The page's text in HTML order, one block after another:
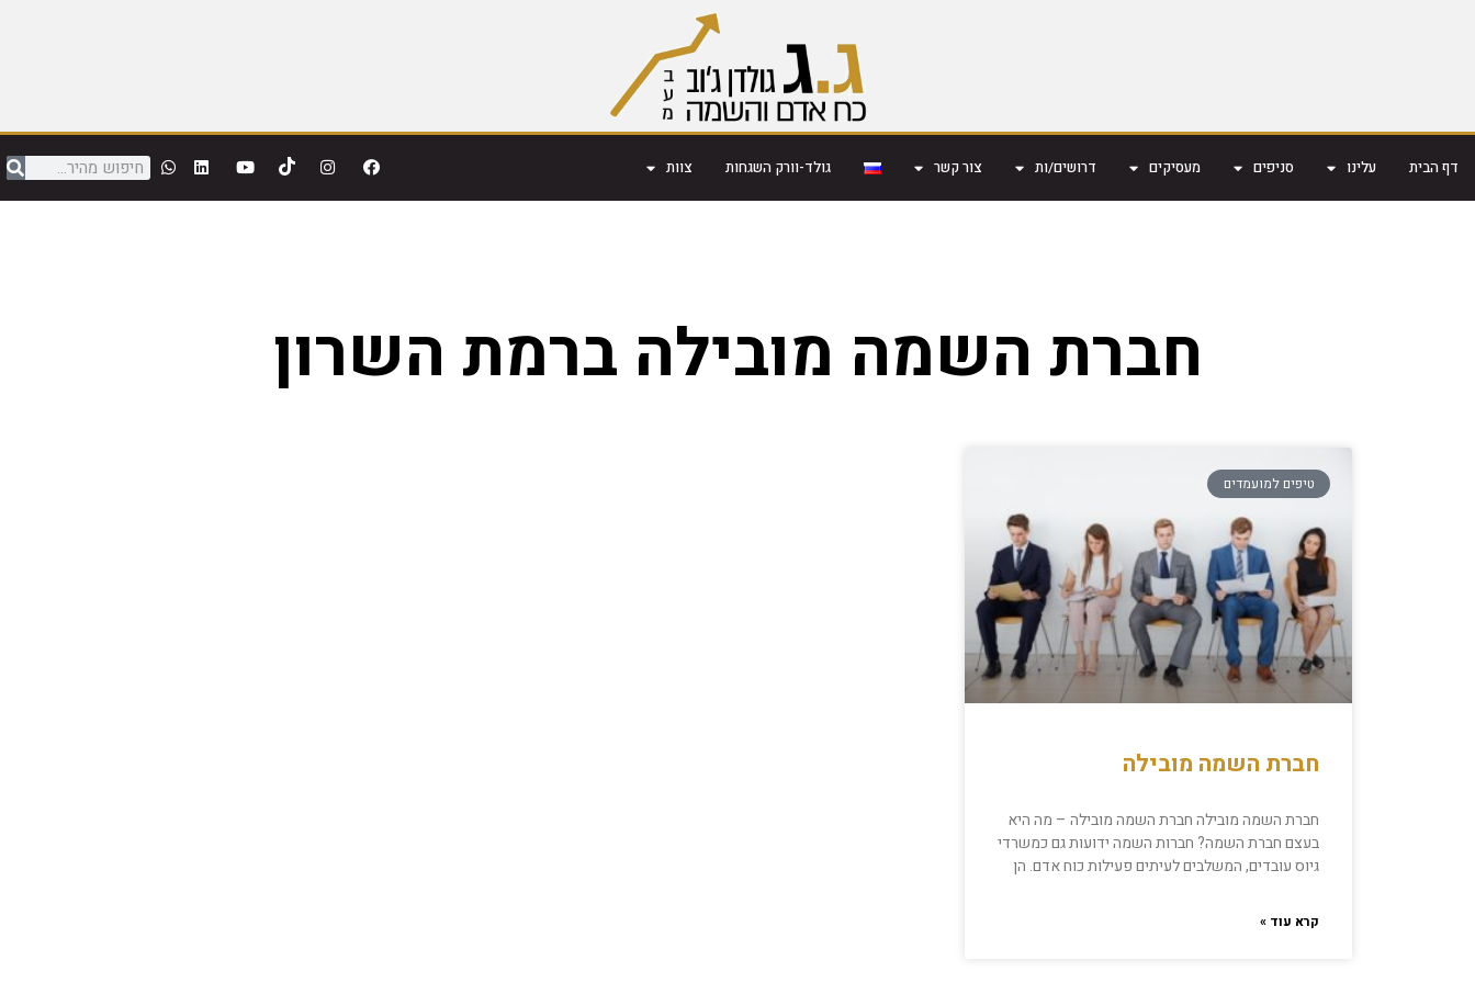
דף הבית עלינו סניפים מעסיקים דרושים/ות צור קשר גולד-וורק השגחות צוות
חברת השמה מובילה ברמת השרון
טיפים למועמדים
חברת השמה מובילה
חברת השמה מובילה חברת השמה מובילה – מה היא
בעצם חברת השמה? חברות השמה ידועות גם כמשרדי
גיוס עובדים, המשלבים לעיתים פעילות כוח אדם. הן
קרא עוד »